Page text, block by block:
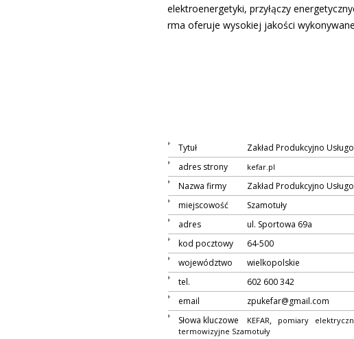
elektroenergetyki, przyłączy
firma oferuje wysokiej jakości
Tytuł
Zakład Produkcyjno
adres strony
kefar.pl
Nazwa firmy
Zakład Produkcyjno
miejscowość
Szamotuły
adres
ul. Sportowa 69a
kod pocztowy
64-500
województwo
wielkopolskie
tel.
602 600 342
email
zpukefar@gmail.com
Słowa kluczowe
KEFAR, pomiary
termowizyjne Szamotuły